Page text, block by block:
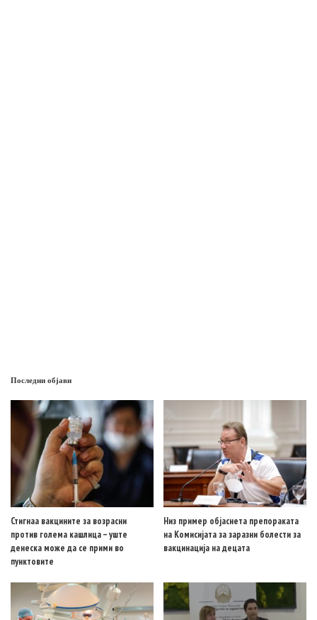
Последни објави
Стигнаа вакцините за возрасни
против голема кашлица – уште
денеска може да се прими во
пунктовите
Низ пример објаснета препораката
на Комисијата за заразни болести за
вакцинација на децата